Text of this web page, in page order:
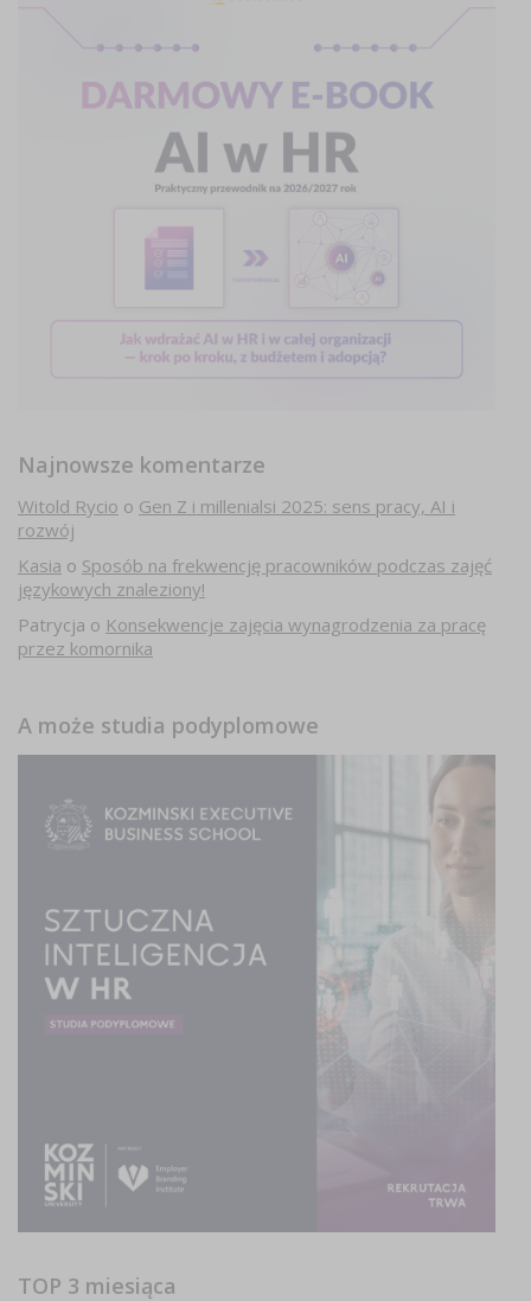
Najnowsze komentarze
Witold Rycio o Gen Z i millenialsi 2025: sens pracy, AI i
rozwój
Kasia o Sposób na frekwencję pracowników podczas zajęć
językowych znaleziony!
Patrycja o Konsekwencje zajęcia wynagrodzenia za pracę
przez komornika
A może studia podyplomowe
TOP 3 miesiąca